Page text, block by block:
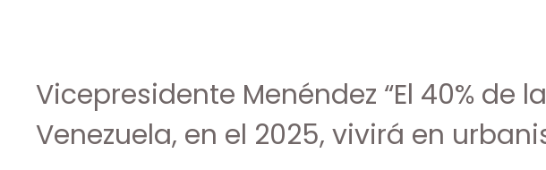
Vicepresidente Menéndez “El 40% de
Venezuela, en el 2025, vivirá en